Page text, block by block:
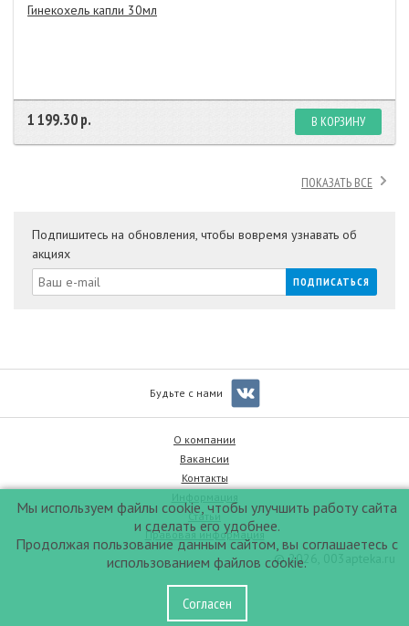
Гинекохель капли 30мл
1 199.30 р. В КОРЗИНУ
ПОКАЗАТЬ ВСЕ
Подпишитесь на обновления, чтобы вовремя узнавать об
акциях
Будьте с нами
О компании
Вакансии
Контакты
Статьи
Правовая информация
© 2026, 003apteka.ru
Мы используем файлы cookie, чтобы улучшить работу сайта
и сделать его удобнее.
Продолжая пользование данным сайтом, вы соглашаетесь с
использованием файлов cookie.
Согласен